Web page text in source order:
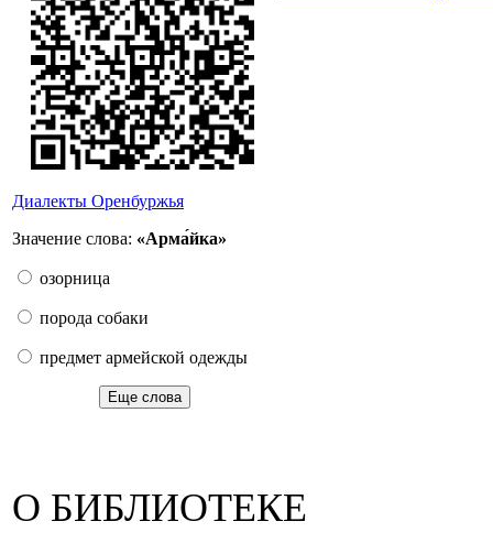
Диалекты Оренбуржья
Значение слова: «Арма́йка»
озорница
порода собаки
предмет армейской одежды
Еще слова
О БИБЛИОТЕКЕ